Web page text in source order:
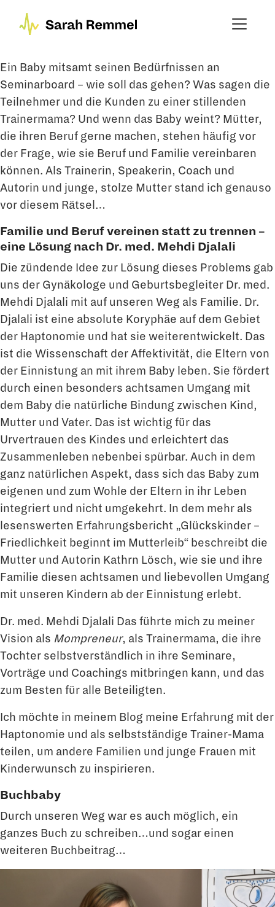
Ein Baby mitsamt seinen Bedürfnissen an
Seminarboard – wie soll das gehen? Was sagen die
Teilnehmer und die Kunden zu einer stillenden
Trainermama? Und wenn das Baby weint? Mütter,
die ihren Beruf gerne machen, stehen häufig vor
der Frage, wie sie Beruf und Familie vereinbaren
können. Als Trainerin, Speakerin, Coach und
Autorin und junge, stolze Mutter stand ich genauso
vor diesem Rätsel…
Familie und Beruf vereinen statt zu trennen –
eine Lösung nach Dr. med. Mehdi Djalali
Die zündende Idee zur Lösung dieses Problems gab
uns der Gynäkologe und Geburtsbegleiter Dr. med.
Mehdi Djalali mit auf unseren Weg als Familie. Dr.
Djalali ist eine absolute Koryphäe auf dem Gebiet
der Haptonomie und hat sie weiterentwickelt. Das
ist die Wissenschaft der Affektivität, die Eltern von
der Einnistung an mit ihrem Baby leben. Sie fördert
durch einen besonders achtsamen Umgang mit
dem Baby die natürliche Bindung zwischen Kind,
Mutter und Vater. Das ist wichtig für das
Urvertrauen des Kindes und erleichtert das
Zusammenleben nebenbei spürbar. Auch in dem
ganz natürlichen Aspekt, dass sich das Baby zum
eigenen und zum Wohle der Eltern in ihr Leben
integriert und nicht umgekehrt. In dem mehr als
lesenswerten Erfahrungsbericht „Glückskinder –
Friedlichkeit beginnt im Mutterleib“ beschreibt die
Mutter und Autorin Kathrn Lösch, wie sie und ihre
Familie diesen achtsamen und liebevollen Umgang
mit unseren Kindern ab der Einnistung erlebt.
Dr. med. Mehdi Djalali Das führte mich zu meiner
Vision als Mompreneur, als Trainermama, die ihre
Tochter selbstverständlich in ihre Seminare,
Vorträge und Coachings mitbringen kann, und das
zum Besten für alle Beteiligten.
Ich möchte in meinem Blog meine Erfahrung mit der
Haptonomie und als selbstständige Trainer-Mama
teilen, um andere Familien und junge Frauen mit
Kinderwunsch zu inspirieren.
Buchbaby
Durch unseren Weg war es auch möglich, ein
ganzes Buch zu schreiben…und sogar einen
weiteren Buchbeitrag…